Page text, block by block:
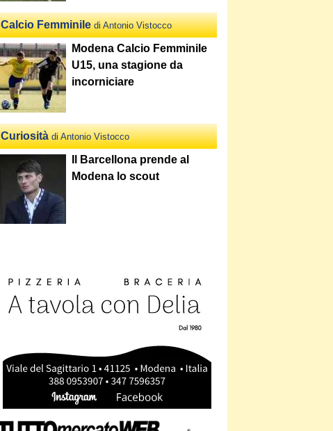
Calcio Femminile di Antonio Vistocco
Modena Calcio Femminile
U15, una stagione da
incorniciare
Curiosità di Antonio Vistocco
Il Barcellona prende al
Modena lo scout